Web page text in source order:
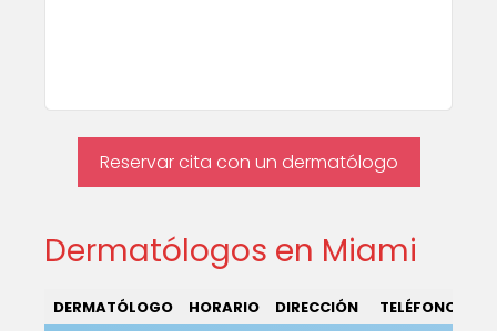
Reservar cita con un dermatólogo
Dermatólogos en Miami
DERMATÓLOGO HORARIO DIRECCIÓN
TELÉFONO